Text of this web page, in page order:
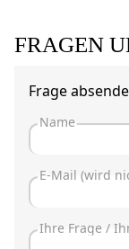
FRAGEN
Frage